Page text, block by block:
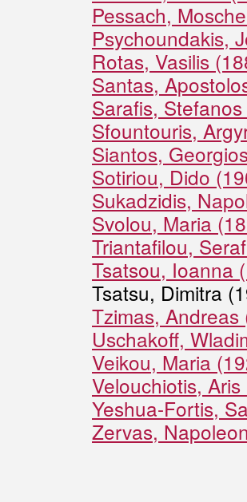
Pessach,
Psychoundakis,
Rotas, Vasilis
Santas,
Sarafis,
Sfountouris,
Siantos,
Sotiriou, Dido
Sukadzidis,
Svolou, Maria
Triantafilou,
Tsatsou, Ioanna
Tsatsu, Dimitra
Tzimas,
Uschakoff,
Veikou, Maria
Velouchiotis,
Yeshua-Fortis,
Zervas,